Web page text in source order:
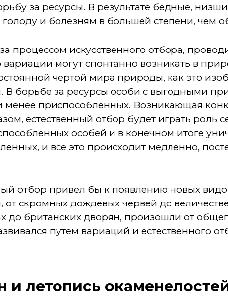
за ресурсы. В результате бедные,
и болезням в большей степени, чем
процессом искусственного отбора,
вариации могут спонтанно возникать в
чертой мира природы, как это
В борьбе за ресурсы особи с выгодными
менее приспособленных. Возникающая
естественный отбор будет играть роль
особей и в конечном итоге
и все это происходит медленно,
отбор привел бы к появлению новых
от скромных дождевых червей до
до британских дворян, произошли от
путем вариаций и естественного
и летопись